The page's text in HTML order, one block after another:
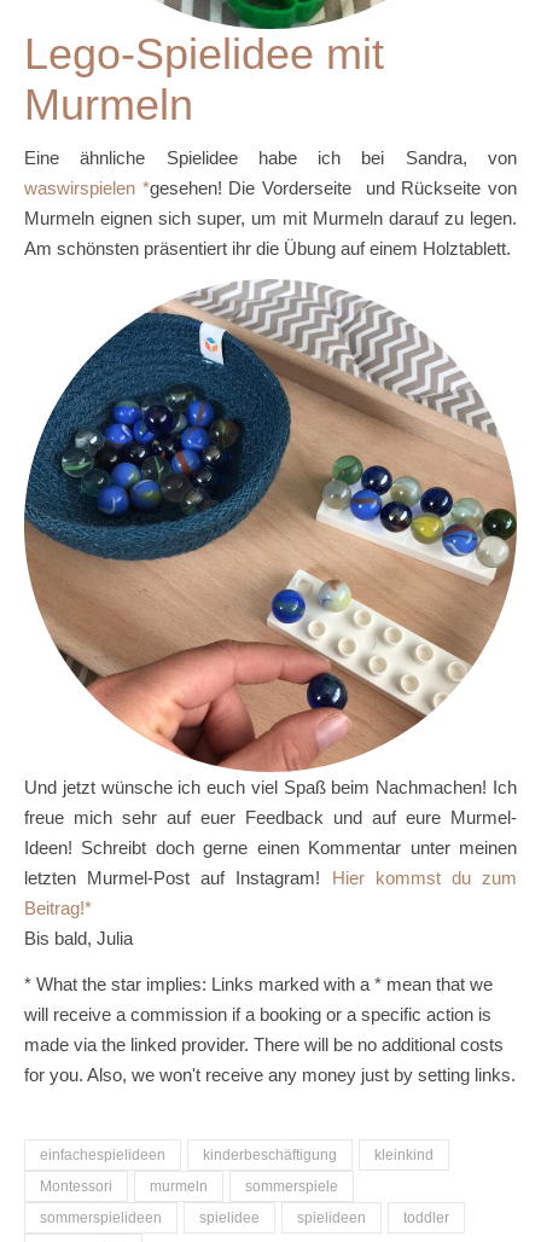
Lego-Spielidee mit
Murmeln
Eine ähnliche Spielidee habe ich bei Sandra, von
waswirspielen
gesehen! Die Vorderseite und Rückseite von
Murmeln eignen sich super, um mit Murmeln darauf zu legen.
Am schönsten präsentiert ihr die Übung auf einem Holztablett.
Und jetzt wünsche ich euch viel Spaß beim Nachmachen! Ich
freue mich sehr auf euer Feedback und auf eure Murmel-
Ideen! Schreibt doch gerne einen Kommentar unter meinen
letzten Murmel-Post auf Instagram! Hier kommst du zum
Beitrag!
Bis bald, Julia
* What the star implies: Links marked with a * mean that we
will receive a commission if a booking or a specific action is
made via the linked provider. There will be no additional costs
for you. Also, we won't receive any money just by setting links.
einfachespielideen kinderbeschäftigung
kleinkind
Montessori
murmeln
sommerspiele
sommerspielideen
spielidee spielideen
toddler